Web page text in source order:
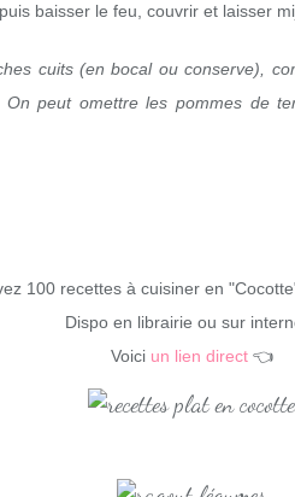
baisser le feu, couvrir et laisser
cuits (en bocal ou conserve),
peut omettre les pommes de
100 recettes à cuisiner en
Dispo en librairie ou sur
Voici un lien direct👈